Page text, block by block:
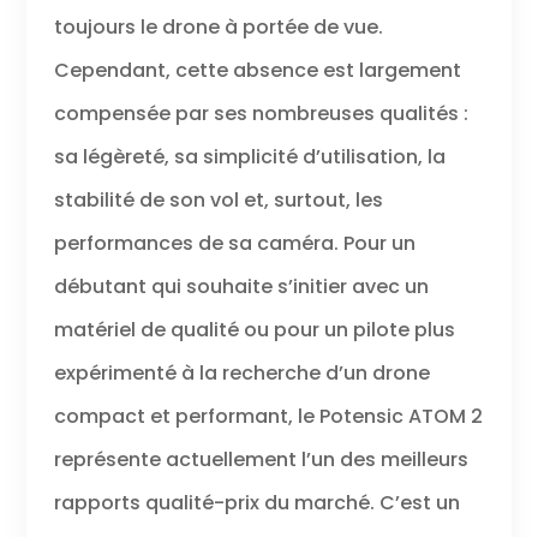
toujours le drone à portée de vue.
Cependant, cette absence est largement
compensée par ses nombreuses qualités :
sa légèreté, sa simplicité d’utilisation, la
stabilité de son vol et, surtout, les
performances de sa caméra. Pour un
débutant qui souhaite s’initier avec un
matériel de qualité ou pour un pilote plus
expérimenté à la recherche d’un drone
compact et performant, le Potensic ATOM 2
représente actuellement l’un des meilleurs
rapports qualité-prix du marché. C’est un